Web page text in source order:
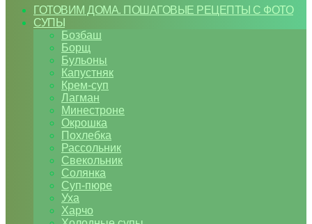
ГОТОВИМ ДОМА. ПОШАГОВЫЕ РЕЦЕПТЫ С ФОТО
СУПЫ
Бозбаш
Борщ
Бульоны
Капустняк
Крем-суп
Лагман
Минестроне
Окрошка
Похлебка
Рассольник
Свекольник
Солянка
Суп-пюре
Уха
Харчо